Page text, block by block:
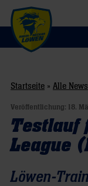
Startseite » Alle News
Veröffentlichung: 18.
Testlauf
League
Löwen-